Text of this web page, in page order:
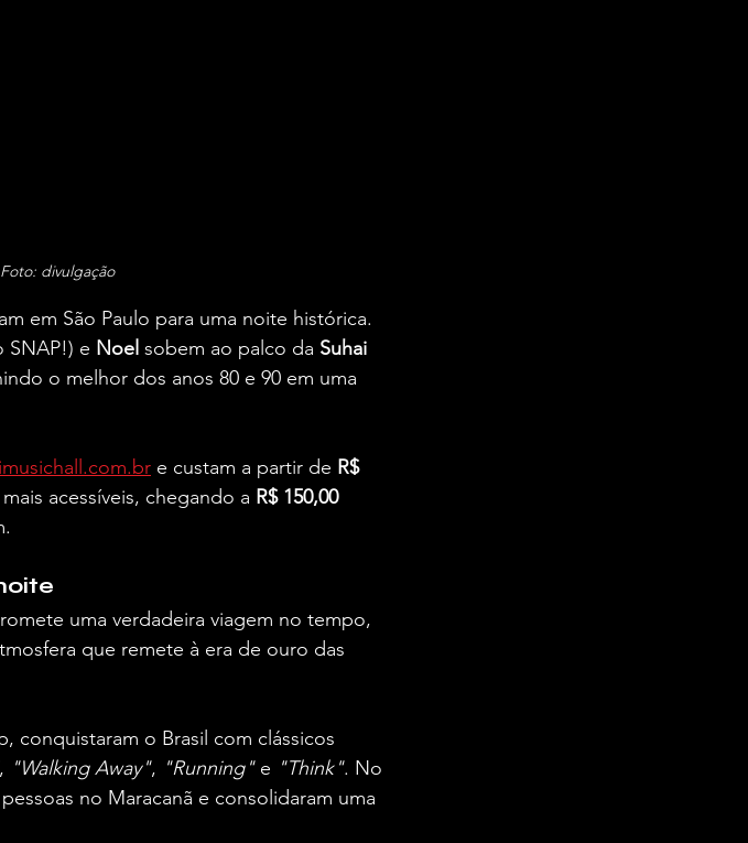
divulgação
em São Paulo para uma noite histórica.
SNAP!) e Noel sobem ao palco da Suhai
o melhor dos anos 80 e 90 em uma
e custam a partir de R$
acessíveis, chegando a R$ 150,00
uma verdadeira viagem no tempo,
que remete à era de ouro das
conquistaram o Brasil com clássicos
, "Walking Away", "Running" e "Think". No
no Maracanã e consolidaram uma